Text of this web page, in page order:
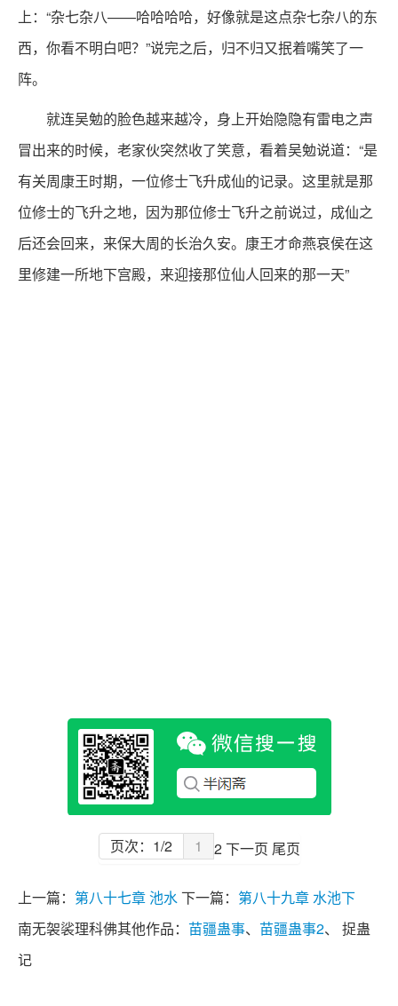
上：“杂七杂八——哈哈哈哈，好像就是这点杂七杂八的东
西，你看不明白吧？”说完之后，归不归又抿着嘴笑了一
阵。
就连吴勉的脸色越来越冷，身上开始隐隐有雷电之声
冒出来的时候，老家伙突然收了笑意，看着吴勉说道：“是
有关周康王时期，一位修士飞升成仙的记录。这里就是那
位修士的飞升之地，因为那位修士飞升之前说过，成仙之
后还会回来，来保大周的长治久安。康王才命燕哀侯在这
里修建一所地下宫殿，来迎接那位仙人回来的那一天”
页次：1/2 1 2下一页 尾页
上一篇： 第八十七章 池水下一篇： 第八十九章 水池下
南无袈裟理科佛其他作品： 苗疆蛊事、 苗疆蛊事2、 捉蛊
记